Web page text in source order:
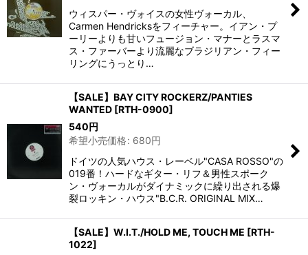
ウィスパー・ヴォイスの女性ヴォーカル、
Carmen Hendricksをフィーチャー。イアン・プ
ーリーよりも甘いフュージョン・マナーとラスマ
ス・ファーバーより流麗なブラジリアン・フィー
リングにうっとり…
【SALE】BAY CITY ROCKERZ/PANTIES
WANTED [RTH-0900]
540円
希望小売価格: 680円
ドイツの人気ハウス・レーベル"CASA ROSSO"の
019番！ハードなギター・リフ＆男性スポーク
ン・ヴォーカルがダイナミックに繰り出される爆
裂ロッキン・ハウス"B.C.R. ORIGINAL MIX…
【SALE】W.I.T./HOLD ME, TOUCH ME [RTH-
1022]